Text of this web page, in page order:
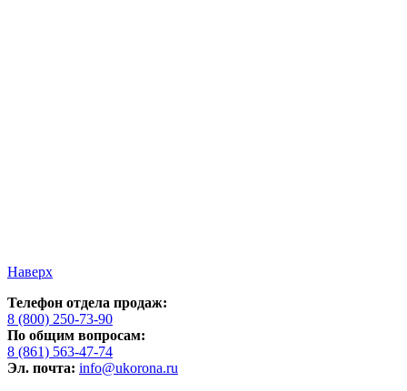
Наверх
Телефон отдела продаж:
8 (800) 250-73-90
По общим вопросам:
8 (861) 563-47-74
Эл. почта: info@ukorona.ru